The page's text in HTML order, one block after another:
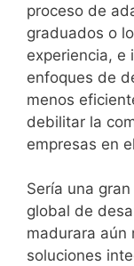
proceso de
graduados o
experiencia, e
enfoques de
menos
debilitar la
empresas en
Sería una
global de
madurara aún
soluciones